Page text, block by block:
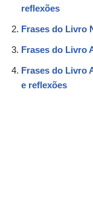
reflexões
Frases do Livro
Frases do Livro
Frases do Livro
e reflexões